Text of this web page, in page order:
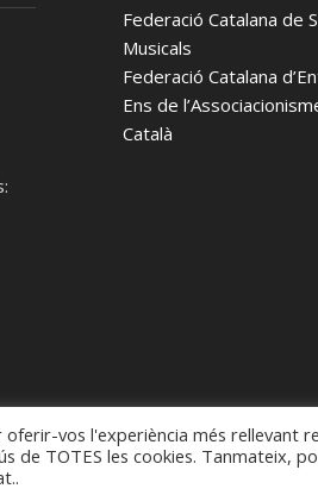
Federació Catalana de
Musicals
Federació Catalana
Ens de
Català
d'Amposta Enfold Theme by Kriesi
vos l'experiència més rellevant
de TOTES les cookies. Tanmateix,